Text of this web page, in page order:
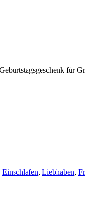
für
Einschlafen, Liebhaben,